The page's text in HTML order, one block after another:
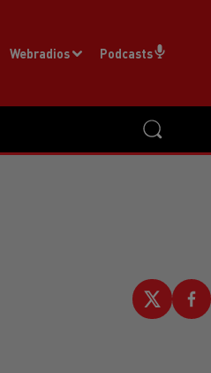
Webradios Podcasts